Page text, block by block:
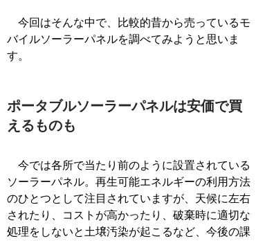
今回はそんな中で、比較的昔から売っているモ
バイルソーラーパネルを調べてみようと思いま
す。
ポータブルソーラーパネルは安価で買
えるものも
今では各所で当たり前のように設置されている
ソーラーパネル。再生可能エネルギーの利用方法
のひとつとして注目されていますが、天候に左右
されたり、コストが高かったり、破棄時に適切な
処理をしないと土壌汚染が起こるなど、今後の課